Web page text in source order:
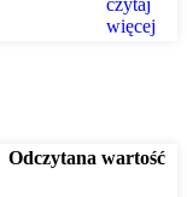
czytaj
więcej
Odczytana wartość